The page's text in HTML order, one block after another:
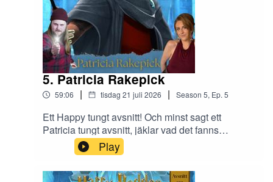
5. Patricia Rakepick
59:06 | tisdag 21 juli 2026 | Season 5, Ep. 5
Ett Happy tungt avsnitt! Och minst sagt ett
Patricia tungt avsnitt, jäklar vad det fanns
information om henne... Lyssna på denna djupa,
intressanta och väldigt fram och tillbaka
narcissist...
Play